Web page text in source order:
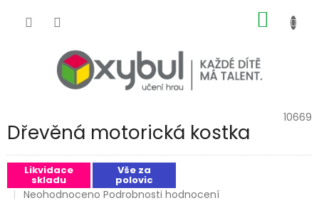
Dřevěná motorická kostka
10669
Likvidace
skladu
Vše za
polovic
Průměrné hodnocení produktu je 0,0 z 5 hvězdiček.
Neohodnoceno Podrobnosti hodnocení